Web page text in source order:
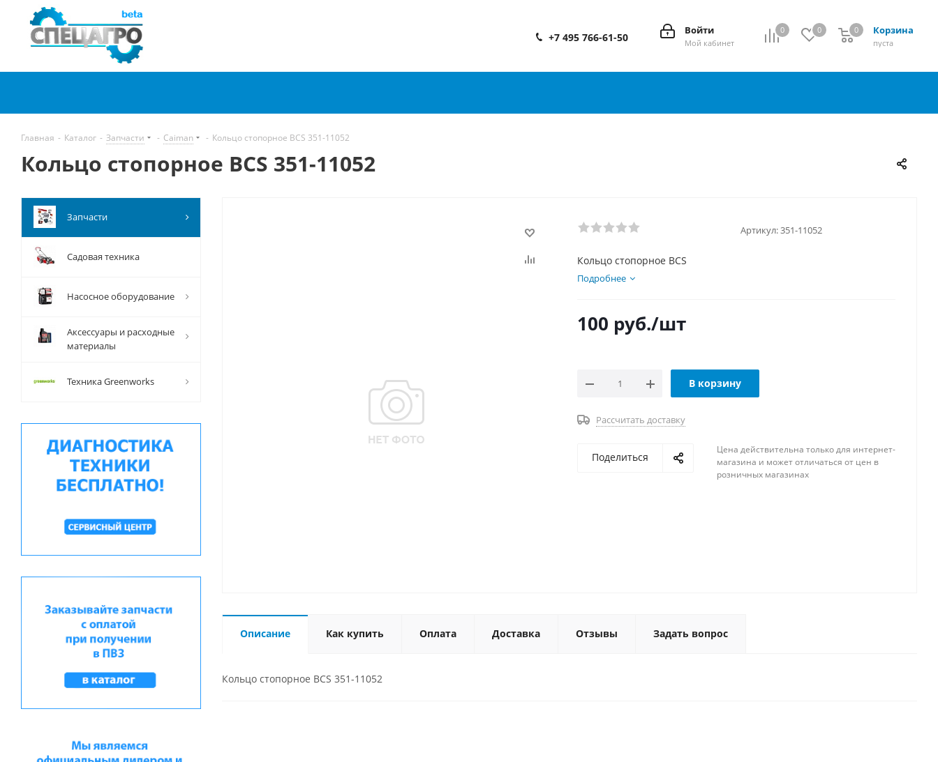
0 0 Корзина
0
пуста
0
Войти
Мой кабинет
+7 495 766-61-50
Главная - Каталог - Запчасти - Caiman - Кольцо стопорное BCS 351-11052
Кольцо стопорное BCS 351-11052
Артикул:351-11052
Кольцо стопорное BCS
Подробнее
100 руб./шт
В корзину
Рассчитать доставку
Поделиться
Цена действительна только для интернет-
магазина и может отличаться от цен в
розничных магазинах
Описание Как купить Оплата Доставка Отзывы Задать вопрос
Кольцо стопорное BCS 351-11052
Запчасти
Садовая техника
Насосное оборудование
Аксессуары и расходные
материалы
Техника Greenworks